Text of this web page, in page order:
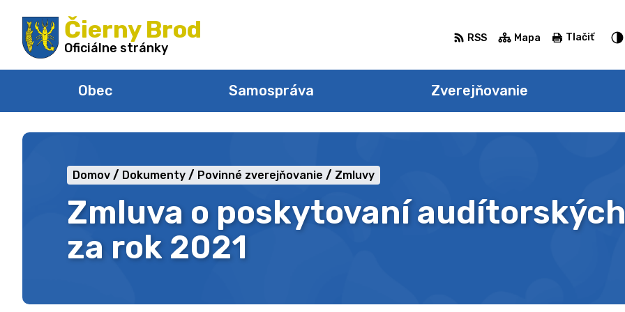
na
obsah
Čierny Brod
Oficiálne stránky
Obec Samospráva Zverejňovanie
RSS Mapa Tlačiť
Zmluva o poskytovaní
za rok 2021
Domov Dokumenty Povinné zverejňovanie Zmluvy